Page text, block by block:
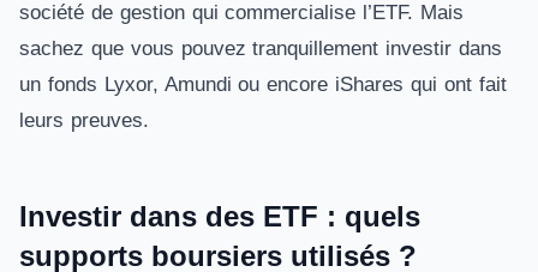
société de gestion qui commercialise l’ETF. Mais
sachez que vous pouvez tranquillement investir dans
un fonds Lyxor, Amundi ou encore iShares qui ont fait
leurs preuves.
Investir dans des ETF : quels
supports boursiers utilisés ?